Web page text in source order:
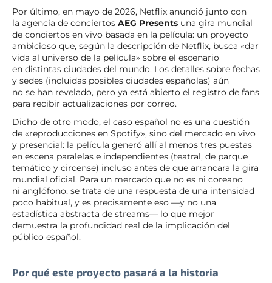
Por último, en mayo de 2026, Netflix anunció junto con
la agencia de conciertos AEG Presents una gira mundial
de conciertos en vivo basada en la película: un proyecto
ambicioso que, según la descripción de Netflix, busca «dar
vida al universo de la película» sobre el escenario
en distintas ciudades del mundo. Los detalles sobre fechas
y sedes (incluidas posibles ciudades españolas) aún
no se han revelado, pero ya está abierto el registro de fans
para recibir actualizaciones por correo.
Dicho de otro modo, el caso español no es una cuestión
de «reproducciones en Spotify», sino del mercado en vivo
y presencial: la película generó allí al menos tres puestas
en escena paralelas e independientes (teatral, de parque
temático y circense) incluso antes de que arrancara la gira
mundial oficial. Para un mercado que no es ni coreano
ni anglófono, se trata de una respuesta de una intensidad
poco habitual, y es precisamente eso —y no una
estadística abstracta de streams— lo que mejor
demuestra la profundidad real de la implicación del
público español.
Por qué este proyecto pasará a la historia